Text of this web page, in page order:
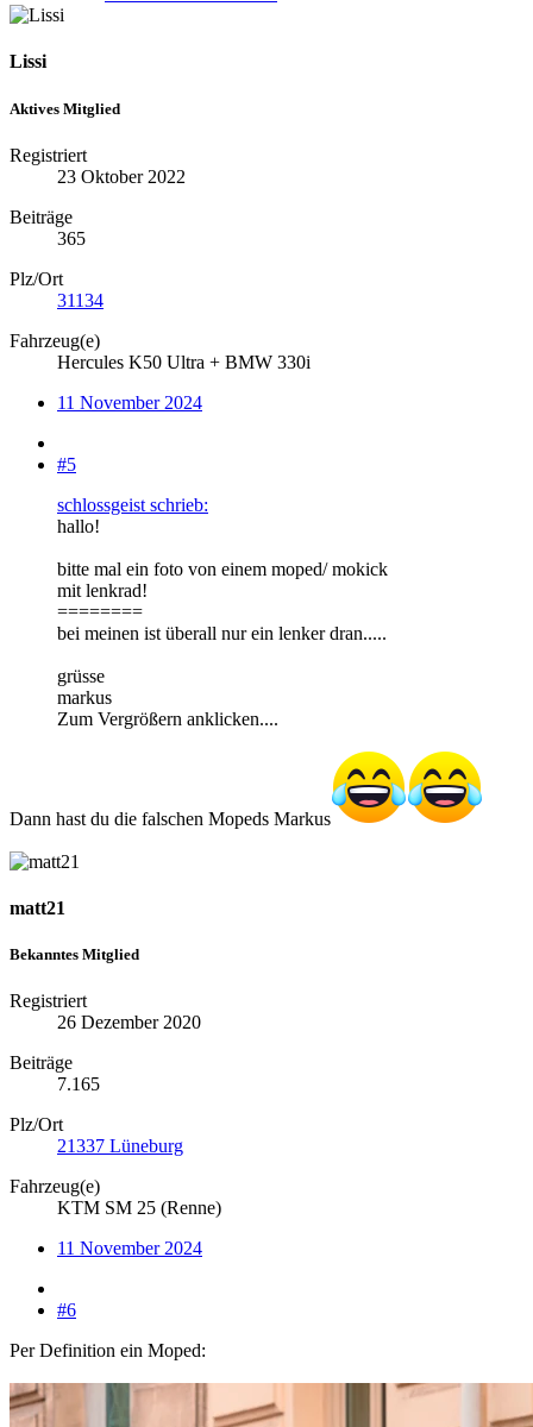
Lissi
Aktives Mitglied
Registriert
23 Oktober 2022
Beiträge
365
Plz/Ort
31134
Fahrzeug(e)
Hercules K50 Ultra + BMW 330i
11 November 2024
#5
schlossgeist schrieb:
hallo!
bitte mal ein foto von einem moped/ mokick
mit lenkrad!
========
bei meinen ist überall nur ein lenker dran.....
grüsse
markus
Zum Vergrößern anklicken....
Dann hast du die falschen Mopeds Markus
matt21
Bekanntes Mitglied
Registriert
26 Dezember 2020
Beiträge
7.165
Plz/Ort
21337 Lüneburg
Fahrzeug(e)
KTM SM 25 (Renne)
11 November 2024
#6
Per Definition ein Moped: